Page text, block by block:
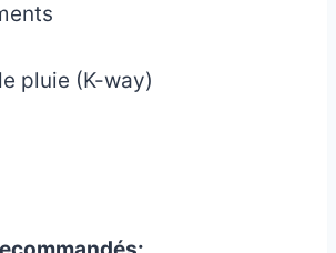
pluie (K-way)